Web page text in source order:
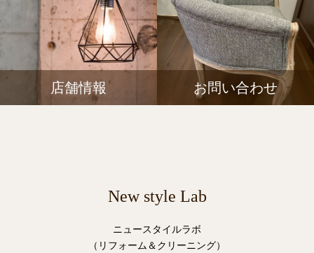
店舗情報 お問い合わせ
New style Lab
ニュースタイルラボ
（リフォーム＆クリーニング）